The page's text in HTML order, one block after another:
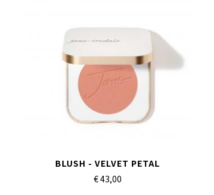
BLUSH - VELVET PETAL
€ 43,00